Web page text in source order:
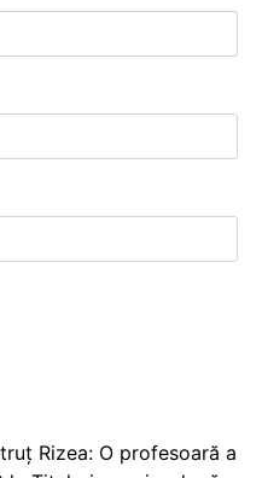
Rizea: O profesoară a